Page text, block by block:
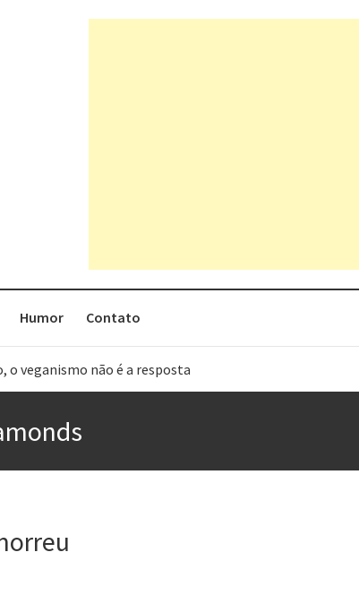
Humor Contato
do sucesso
o “direito à tristeza”